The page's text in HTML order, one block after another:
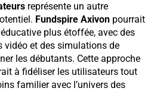
représente un autre
Fundspire Axivon pourrait
plus étoffée, avec des
vidéo et des simulations de
les débutants. Cette approche
à fidéliser les utilisateurs tout
familier avec l’univers des